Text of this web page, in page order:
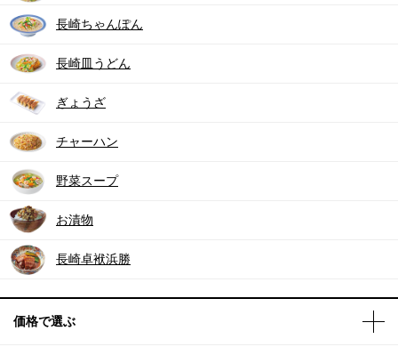
長崎ちゃんぽん
長崎皿うどん
ぎょうざ
チャーハン
野菜スープ
お漬物
長崎卓袱浜勝
価格で選ぶ